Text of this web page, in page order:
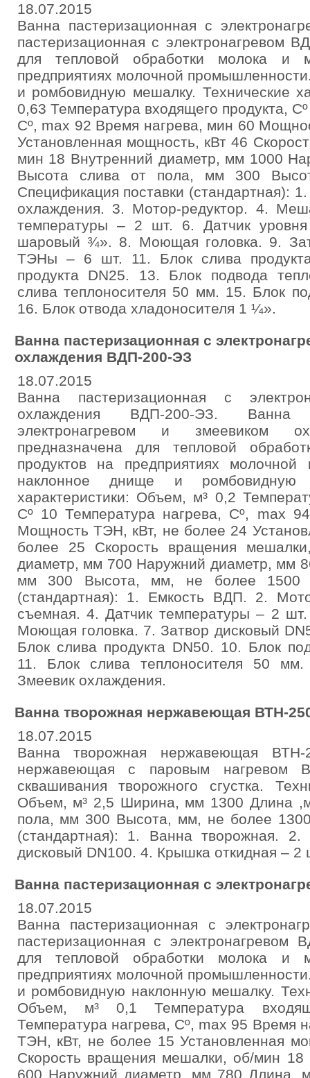
18.07.2015
Ванна пастеризационная с
пастеризационная с электронагревом
для тепловой обработки молока и
предприятиях молочной
и ромбовидную мешалку. Технические
0,63 Температура входящего продукта,
Сº, max 92 Время нагрева, мин 60
Установленная мощность, кВт 46
мин 18 Внутренний диаметр, мм 1000
Высота слива от пола, мм 300
Спецификация поставки (стандартная):
охлаждения. 3. Мотор-редуктор. 4.
температуры – 2 шт. 6. Датчик
шаровый ¾». 8. Моющая головка. 9.
ТЭНы – 6 шт. 11. Блок слива
продукта DN25. 13. Блок подвода
слива теплоносителя 50 мм. 15. Блок
16. Блок отвода хладоносителя 1 ¼».
Ванна пастеризационная с
охлаждения ВДП-200-ЭЗ
18.07.2015
Ванна пастеризационная с
охлаждения ВДП-200-ЭЗ. Ванна
электронагревом и змеевиком
предназначена для тепловой
продуктов на предприятиях
наклонное днище и ромбовидную
характеристики: Объем, м³ 0,2
Сº 10 Температура нагрева, Сº, max
Мощность ТЭН, кВт, не более 24
более 25 Скорость вращения
диаметр, мм 700 Наружний диаметр, мм
мм 300 Высота, мм, не более 1500
(стандартная): 1. Емкость ВДП. 2.
съемная. 4. Датчик температуры – 2
Моющая головка. 7. Затвор дисковый
Блок слива продукта DN50. 10. Блок
11. Блок слива теплоносителя 50
Змеевик охлаждения.
Ванна творожная нержавеющая ВТН-
18.07.2015
Ванна творожная нержавеющая ВТН-
нержавеющая с паровым нагревом
сквашивания творожного сгустка.
Объем, м³ 2,5 Ширина, мм 1300 Длина
пола, мм 300 Высота, мм, не более
(стандартная): 1. Ванна творожная.
дисковый DN100. 4. Крышка откидная – 2
Ванна пастеризационная с
18.07.2015
Ванна пастеризационная с
пастеризационная с электронагревом
для тепловой обработки молока и
предприятиях молочной
и ромбовидную наклонную мешалку.
Объем, м³ 0,1 Температура
Температура нагрева, Сº, max 95 Время
ТЭН, кВт, не более 15 Установленная
Скорость вращения мешалки, об/мин
600 Наружний диаметр, мм 780 Длина,